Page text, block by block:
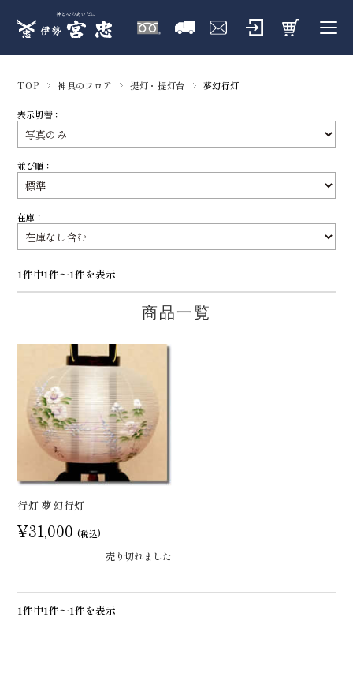
TOP 神具のフロア 提灯・提灯台 夢幻行灯
表示切替：
並び順：
在庫：
1件中1件～1件を表示
商品一覧
行灯 夢幻行灯
¥31,000 (税込)
売り切れました
1件中1件～1件を表示